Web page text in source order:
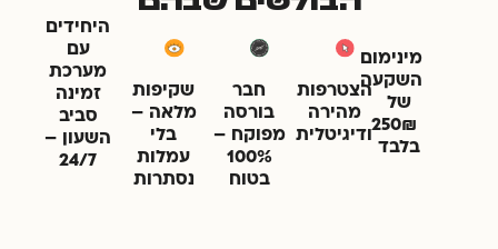
מינימום
השקעה
של
250₪
בלבד
הצטרפות
מהירה
ודיגיטלית
חבר
בורסה
מפוקח –
100%
בטוח
שקיפות
מלאה –
בלי
עמלות
נסתרות
היחידים
עם
מערכת
זמינה
סביב
השעון –
24/7